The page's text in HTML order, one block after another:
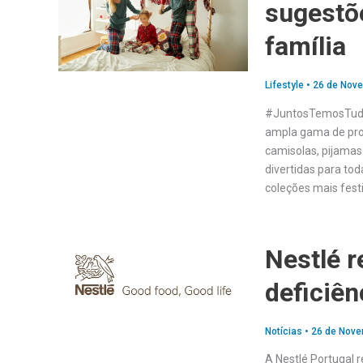
família
Lifestyle• 26 de
ampla gama de
camisolas,
divertidas para
coleções mais
Nestlé
Notícias • 26 de
A Nestlé Portugal